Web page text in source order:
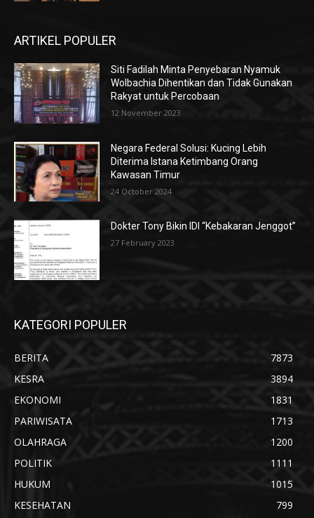
ARTIKEL POPULER
Siti Fadilah Minta Penyebaran Nyamuk
Wolbachia Dihentikan dan Tidak Gunakan
Rakyat untuk Percobaan
12 November 2023
Negara Federal Solusi: Kucing Lebih
Diterima Istana Ketimbang Orang
Kawasan Timur
24 October 2024
Dokter Tony Bikin IDI “Kebakaran Jenggot”
27 February 2023
KATEGORI POPULER
BERITA
7873
KESRA
3894
EKONOMI
1831
PARIWISATA
1713
OLAHRAGA
1200
POLITIK
1111
HUKUM
1015
KESEHATAN
799